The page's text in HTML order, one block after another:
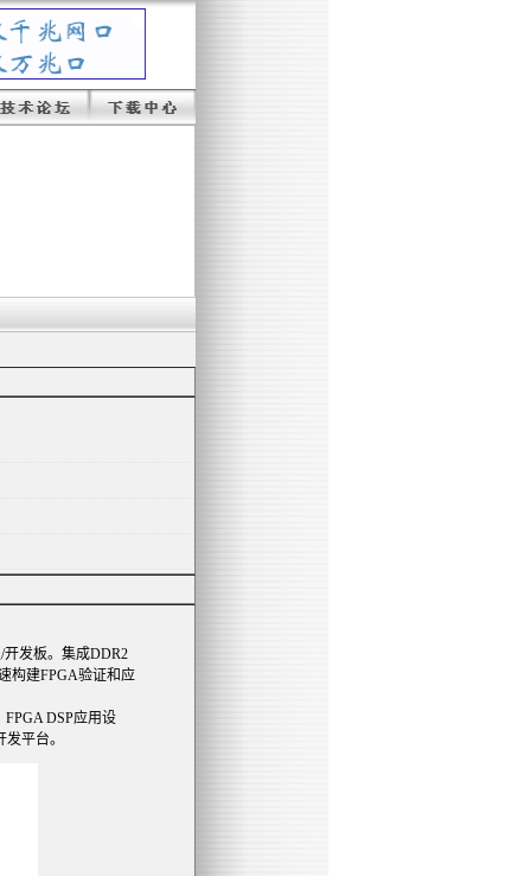
开发板。集成DDR2
构建FPGA验证和应
DSP应用设
平台。